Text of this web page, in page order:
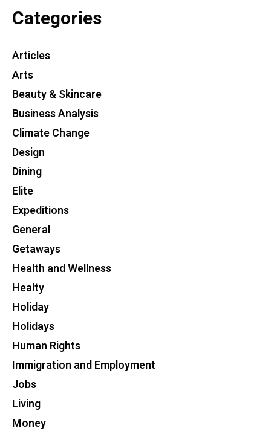
Categories
Articles
Arts
Beauty & Skincare
Business Analysis
Climate Change
Design
Dining
Elite
Expeditions
General
Getaways
Health and Wellness
Healty
Holiday
Holidays
Human Rights
Immigration and Employment
Jobs
Living
Money